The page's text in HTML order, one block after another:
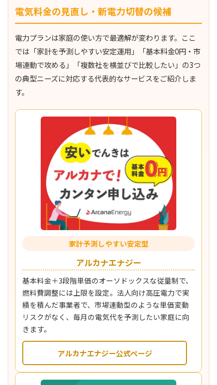
電気料金の見直し・新電力切替の候補
電力プランは家庭の使い方で最適解が変わります。ここ
では「家計を予測しやすい安定運用」「基本料金0円・市
場連動で攻める」「複数社を横並びで比較したい」の3つ
の典型ニーズに対応する代表的なサービスをご紹介しま
す。
家計予測しやすい安定型
アルカナエナジー
基本料金＋3段階単価のオーソドックスな従量制で、
燃料費調整には上限を設定。法人向け高圧電力で実
績を積んだ事業者で、市場連動型のような単価変動
リスクがなく、毎月の電気代を予測したい家庭に向
きます。
アルカナエナジー公式ページ